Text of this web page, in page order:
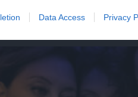
Data Access Privacy
Ρεματιάς